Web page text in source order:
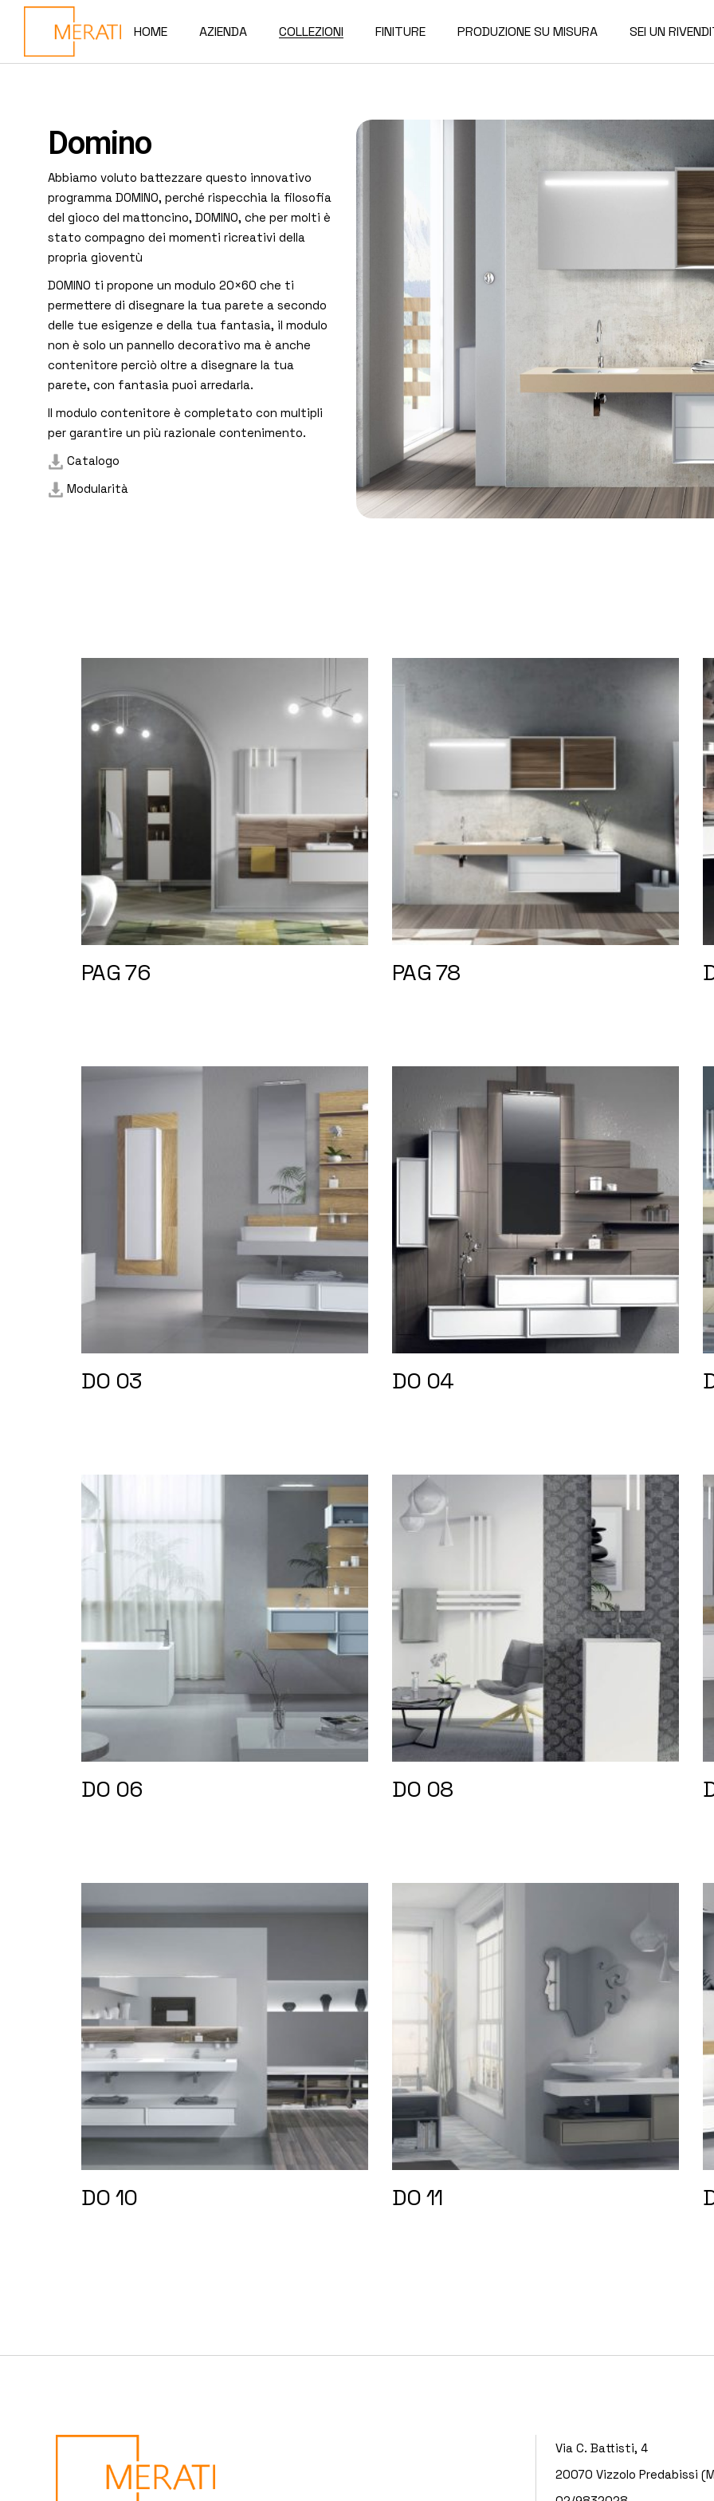
HOME AZIENDA COLLEZIONI
ROUND
BATH TABLE
LAVANDERIA
FINITURE PRODUZIONE SU MISURA SEI UN
Domino
Abbiamo voluto battezzare questo innovativo
programma DOMINO, perché rispecchia la filosofia
del gioco del mattoncino, DOMINO, che per molti è
stato compagno dei momenti ricreativi della
propria gioventù
DOMINO ti propone un modulo 20×60 che ti
permettere di disegnare la tua parete a secondo
delle tue esigenze e della tua fantasia, il modulo
non è solo un pannello decorativo ma è anche
contenitore perciò oltre a disegnare la tua
parete, con fantasia puoi arredarla.
Il modulo contenitore è completato con multipli
per garantire un più razionale contenimento.
Catalogo
Modularità
PAG 76 PAG 78
DO 03 DO 04
DO 06 DO 08
DO 10 DO 11
Via C. Battisti, 4
20070 Vizzolo Predabissi